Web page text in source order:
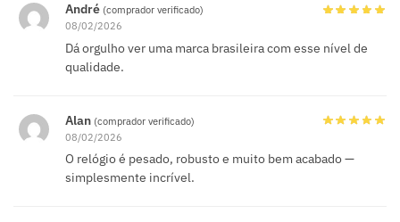
André (comprador verificado)
08/02/2026
Dá orgulho ver uma marca brasileira com esse nível de
qualidade.
Alan (comprador verificado)
08/02/2026
O relógio é pesado, robusto e muito bem acabado —
simplesmente incrível.